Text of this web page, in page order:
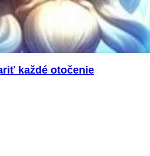
každé otočenie